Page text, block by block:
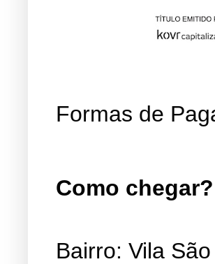
Formas de
Como chegar?
Bairro: Vila